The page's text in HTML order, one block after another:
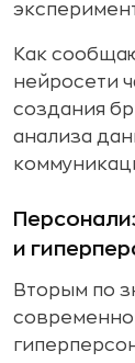
Как
нейросети
создания
анализа
и
Вторым по